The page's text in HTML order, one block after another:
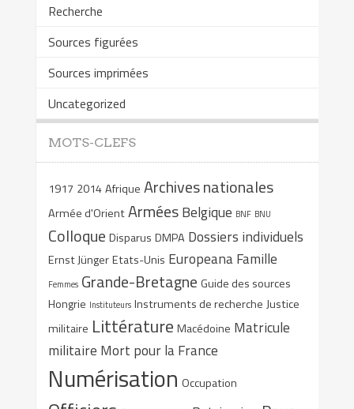
Recherche
Sources figurées
Sources imprimées
Uncategorized
MOTS-CLEFS
1917 2014Afrique Archives nationales
Armée d'OrientArméesBelgique BNF BNU
Colloque Disparus DMPA Dossiers individuels
Ernst JüngerEtats-Unis EuropeanaFamille
Femmes Grande-Bretagne Guide des sources
Hongrie Instituteurs Instruments de recherche Justice
militaire Littérature Macédoine Matricule
militaire Mort pour la France
Numérisation Occupation